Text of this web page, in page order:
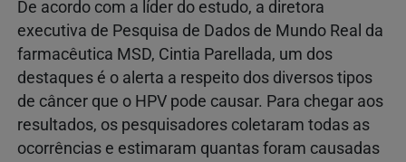
De acordo com a líder do estudo, a diretora
executiva de Pesquisa de Dados de Mundo Real da
farmacêutica MSD, Cintia Parellada, um dos
destaques é o alerta a respeito dos diversos tipos
de câncer que o HPV pode causar. Para chegar aos
resultados, os pesquisadores coletaram todas as
ocorrências e estimaram quantas foram causadas